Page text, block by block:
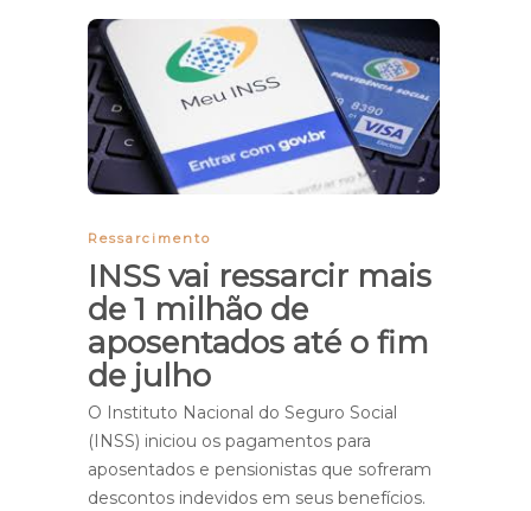
Ressarcimento
INSS vai ressarcir mais
de 1 milhão de
aposentados até o fim
de julho
O Instituto Nacional do Seguro Social
(INSS) iniciou os pagamentos para
aposentados e pensionistas que sofreram
descontos indevidos em seus benefícios.